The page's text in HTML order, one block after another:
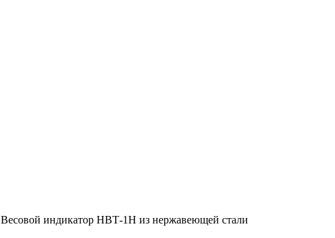
Весовой индикатор НВТ-1Н из нержавеющей стали